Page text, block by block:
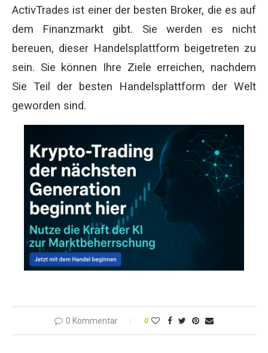
ActivTrades ist einer der besten Broker, die es auf
dem Finanzmarkt gibt. Sie werden es nicht
bereuen, dieser Handelsplattform beigetreten zu
sein. Sie können Ihre Ziele erreichen, nachdem
Sie Teil der besten Handelsplattform der Welt
geworden sind.
0 Kommentar 0